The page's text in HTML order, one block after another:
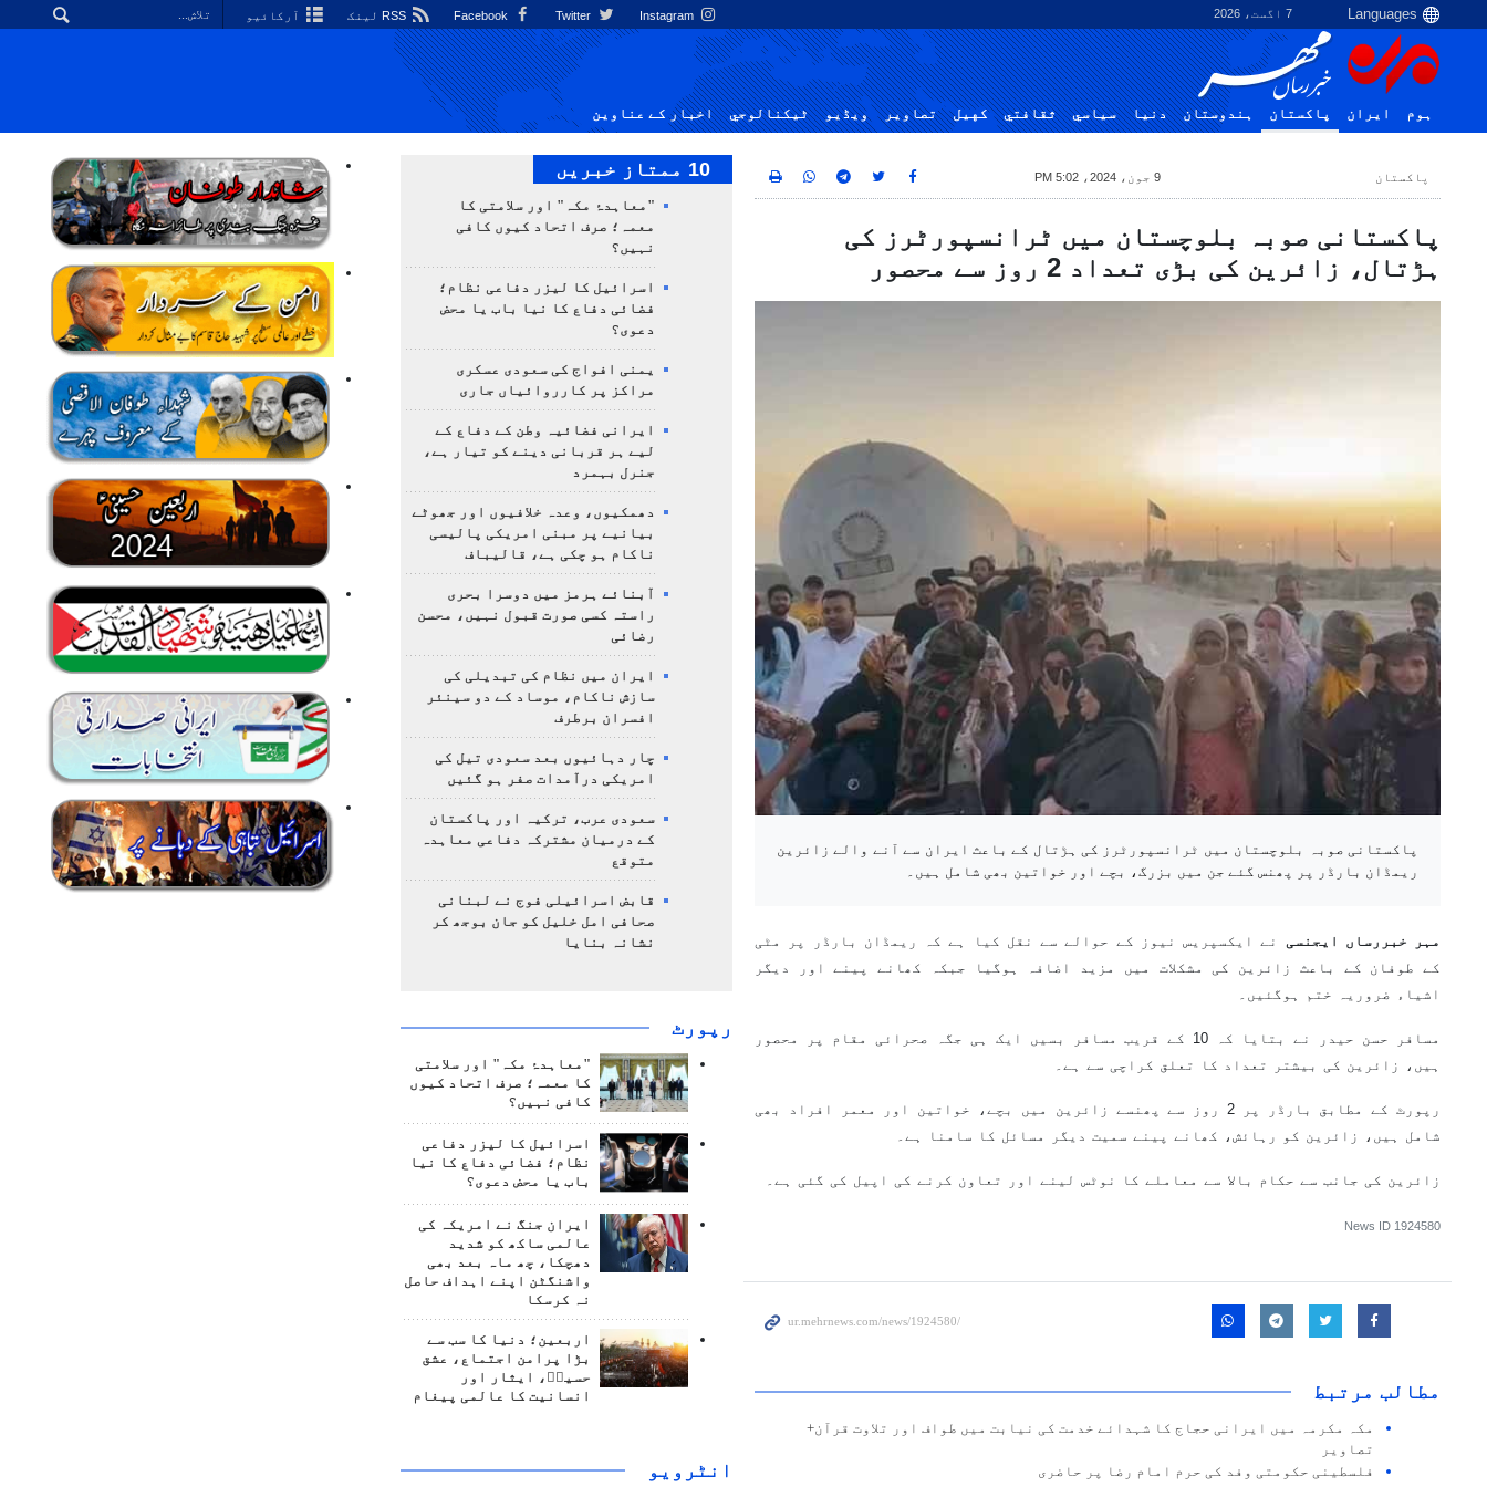
7 اگست، 2026 Instagram آرکائیو
ہوم ایران پاکستان ہندوستان دنیا سياسي ثقافتي کهيل تصاوير ویڈیو ٹيكنالوجي اخبار کے عناوین
پاکستان 9 جون، 2024، 5:02 PM
پاکستانی صوبہ بلوچستان میں ٹرانسپورٹرز کی
ہڑتال، زائرین کی بڑی تعداد 2 روز سے محصور
پاکستانی صوبہ بلوچستان میں ٹرانسپورٹرز کی ہڑتال کے باعث ایران سے آنے والے زائرین
ریمڈان بارڈر پر پھنس گئے جن میں بزرگ، بچے اور خواتین بھی شامل ہیں۔
مہر خبررساں ایجنسی
نے ایکسپریس نیوز کے حوالے سے نقل کیا ہے کہ ریمڈان بارڈر پر مٹی
کے طوفان کے باعث زائرین کی مشکلات میں مزید اضافہ ہوگیا جبکہ کھانے پینے اور دیگر
اشیاء ضروریہ ختم ہوگئیں۔
مسافر حسن حیدر نے بتایا کہ 10 کے قریب مسافر بسیں ایک ہی جگہ صحرائی مقام پر محصور
ہیں، زائرین کی بیشتر تعداد کا تعلق کراچی سے ہے۔
رپورٹ کے مطابق بارڈر پر 2 روز سے پھنسے زائرین میں بچے، خواتین اور معمر افراد بھی
شامل ہیں، زائرین کو رہائش، کھانے پینے سمیت دیگر مسائل کا سامنا ہے۔
زائرین کی جانب سے حکام بالا سے معاملے کا نوٹس لینے اور تعاون کرنے کی اپیل کی گئی ہے۔
News ID 1924580
مطالب مرتبط
مکہ مکرمہ میں ایرانی حجاج کا شہدائے خدمت کی نیابت میں طواف اور تلاوت قرآن+
تصاویر
فلسطینی حکومتی وفد کی حرم امام رضا پر حاضری
10 ممتاز خبریں
"معاہدۂ مکہ" اور سلامتی کا
معمہ؛ صرف اتحاد کیوں کافی
نہیں؟
اسرائیل کا لیزر دفاعی نظام؛
فضائی دفاع کا نیا باب یا محض
دعوی؟
یمنی افواج کی سعودی عسکری
مراکز پر کارروائیاں جاری
ایرانی فضائیہ وطن کے دفاع کے
لیے ہر قربانی دینے کو تیار ہے،
جنرل بہمرد
دھمکیوں، وعدہ خلافیوں اور جھوٹے
بیانیے پر مبنی امریکی پالیسی
ناکام ہو چکی ہے، قالیباف
آبنائے ہرمز میں دوسرا بحری
راستہ کسی صورت قبول نہیں، محسن
رضائی
ایران میں نظام کی تبدیلی کی
سازش ناکام، موساد کے دو سینئر
افسران برطرف
چار دہائیوں بعد سعودی تیل کی
امریکی درآمدات صفر ہو گئیں
سعودی عرب، ترکیہ اور پاکستان
کے درمیان مشترکہ دفاعی معاہدہ
متوقع
قابض اسرائیلی فوج نے لبنانی
صحافی امل خلیل کو جان بوجھ کر
نشانہ بنایا
رپورٹ
"معاہدۂ مکہ" اور سلامتی
کا معمہ؛ صرف اتحاد کیوں
کافی نہیں؟
اسرائیل کا لیزر دفاعی
نظام؛ فضائی دفاع کا نیا
باب یا محض دعوی؟
ایران جنگ نے امریکہ کی
عالمی ساکھ کو شدید
دھچکا، چھ ماہ بعد بھی
واشنگٹن اپنے اہداف حاصل
نہ کرسکا
اربعین؛ دنیا کا سب سے
بڑا پرامن اجتماع، عشق
حسینؑ، ایثار اور
انسانیت کا عالمی پیغام
انٹرويو